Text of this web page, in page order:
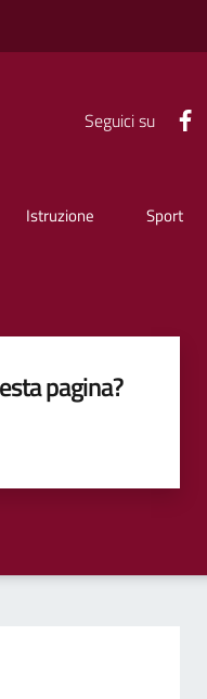
Seguici su
Istruzione Sport
pagina?